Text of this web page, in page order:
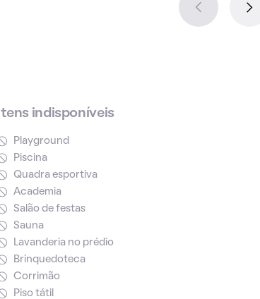
Itens indisponíveis
Playground
Piscina
Quadra esportiva
Academia
Salão de festas
Sauna
Lavanderia no prédio
Brinquedoteca
Corrimão
Piso tátil